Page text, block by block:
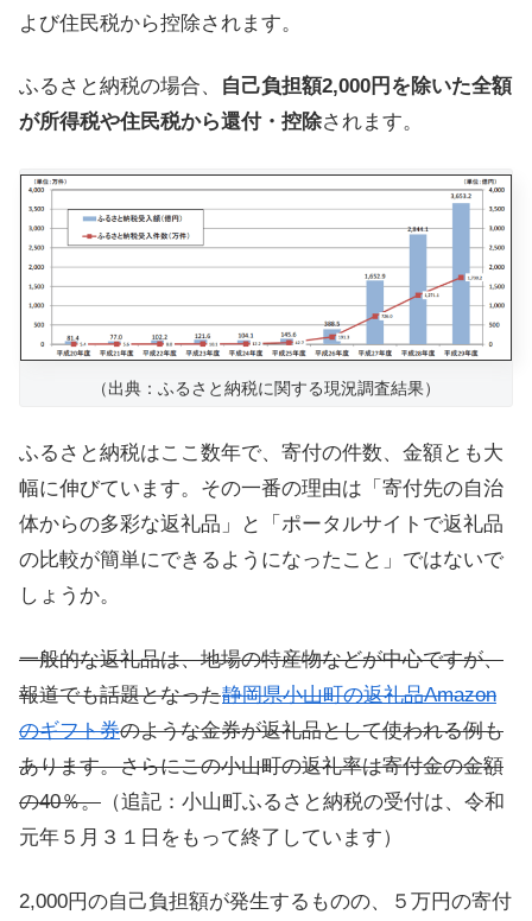
よび住民税から控除されます。
ふるさと納税の場合、
自己負担額2,000円を除いた全額
が所得税や住民税から還付・控除されます。
（出典：ふるさと納税に関する現況調査結果）
ふるさと納税はここ数年で、寄付の件数、金額とも大
幅に伸びています。その一番の理由は「寄付先の自治
体からの多彩な返礼品」と「ポータルサイトで返礼品
の比較が簡単にできるようになったこと」ではないで
しょうか。
一般的な返礼品は、地場の特産物などが中心ですが、
報道でも話題となった静岡県小山町の返礼品Amazon
のギフト券のような金券が返礼品として使われる例も
あります。さらにこの小山町の返礼率は寄付金の金額
の40％。 （追記：小山町ふるさと納税の受付は、令和
元年５月３１日をもって終了しています）
2,000円の自己負担額が発生するものの、５万円の寄付